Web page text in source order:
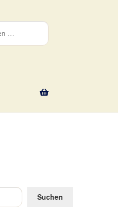
Suchen